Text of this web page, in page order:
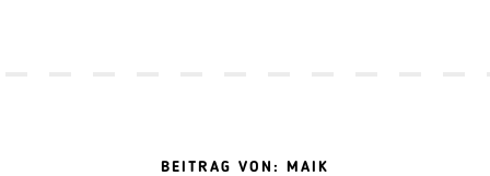
BEITRAG VON: MAIK